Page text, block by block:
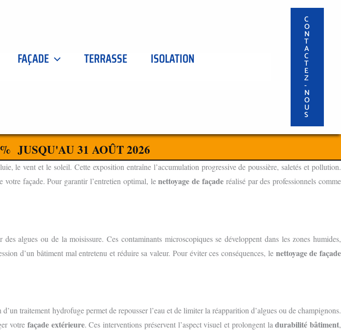
FAÇADE TERRASSE ISOLATION
C
O
N
T
A
C
T
E
Z
-
N
O
U
S
JUSQU'AU 31 AOÛT 2026
le vent et le soleil. Cette exposition entraîne l’accumulation progressive de poussière, saletés et pollution.
votre façade. Pour garantir l’entretien optimal, lenettoyage de façade réalisé par des professionnels comme
algues ou de la moisissure. Ces contaminants microscopiques se développent dans les zones humides,
d’un bâtiment mal entretenu et réduire sa valeur. Pour éviter ces conséquences, le nettoyage de façade
traitement hydrofuge permet de repousser l’eau et de limiter la réapparition d’algues ou de champignons.
votre façade extérieure. Ces interventions préservent l’aspect visuel et prolongent ladurabilité bâtiment,